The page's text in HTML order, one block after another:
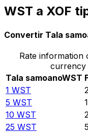
WST a XOF
Convertir Tala
Rate information
currency
Tala samoanoWST
1 WST
5 WST
10 WST
25 WST